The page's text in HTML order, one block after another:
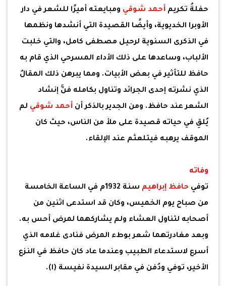
حفلةُ تكريم أحمد شوقي ومبايعته أميرًا للشعر في دار
الأوبرا الخديوية، وأيضًا القصيدة التي أنشدها ونظمها
في الذكرى السنوية لرحيل مصطفى كامل، والتي خلبت
الألباب، وساعدها على ذلك الأداء المسرحي الذي قام به
حافظ للتأثير في بعض الأبيات. ومما يبرهن ذلك المقالُ
الذي نشرته إحدى الجرائد وتناول بكامله فنَّ إنشاد
الشعر عند حافظ. ومن الجدير بالذكر أن أحمد شوقي لم
يُلقِ في حياته قصيدة على ملأ من الناس، حيث كان
الموقف يرهبه فيتلعثم عند الإلقاء.
وفاته
توفي حافظ إبراهيم
سنة 1932م في الساعة الخامسة
من صباح يوم الخميس، وكان قد استدعى اثنين من
أصحابه لتناول العشاء ولم يشاركهما لمرض أحس به.
وبعد مغادرتهما شعر بوطء المرض فنادى غلامه الذي
أسرع لاستدعاء الطبيب وعندما عاد كان حافظ في النزع
الأخير، توفي ودُفن في مقابر السيدة نفيسة (ا).